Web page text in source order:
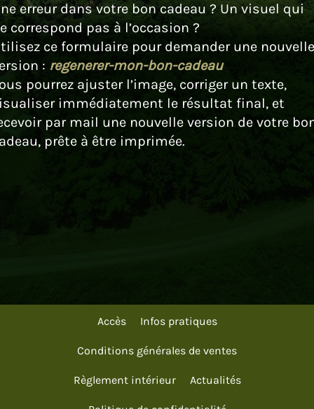
erreur dans votre bon cadeau ? Un visuel qui
correspond pas à l’occasion ?
ce formulaire pour demander une nouvelle
: regenerer-mon-bon-cadeau
pourrez ajuster l’image, corriger un texte,
immédiatement le résultat final, et
par mail une nouvelle version de votre
prête à être imprimée.
Accès Infos pratiques
Conditions générales de ventes
Règlement intérieur Actualités